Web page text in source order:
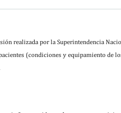
realizada por la Superintendencia
(condiciones y equipamiento de